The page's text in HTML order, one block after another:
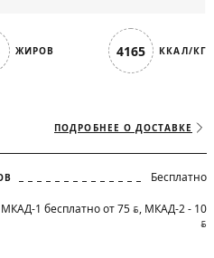
ЖИРОВ 4165 ККАЛ/КГ
ПОДРОБНЕЕ О ДОСТАВКЕ
Бесплатно
1 бесплатно от 75 BYN, МКАД-2 - 10
BYN